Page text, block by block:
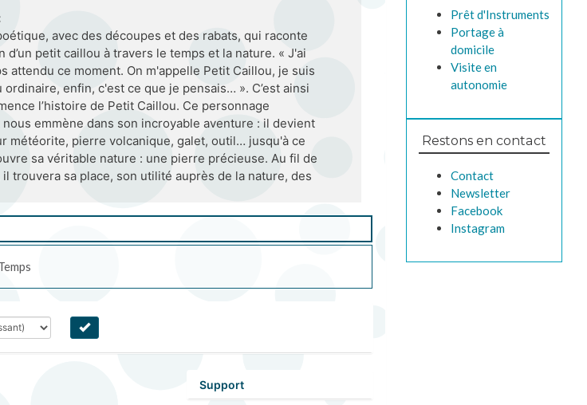
avec des découpes et des rabats, qui raconte
d’un petit caillou à travers le temps et la nature. « J'ai
attendu ce moment. On m'appelle Petit Caillou, je suis
ordinaire, enfin, c'est ce que je pensais… ». C’est ainsi
l’histoire de Petit Caillou. Ce personnage
nous emmène dans son incroyable aventure : il devient
météorite, pierre volcanique, galet, outil… jusqu'à ce
sa véritable nature : une pierre précieuse. Au fil de
trouvera sa place, son utilité auprès de la nature, des
Support
Prêt d'Instruments
Portage à
domicile
Visite en
autonomie
Restons en contact
Contact
Newsletter
Facebook
Instagram